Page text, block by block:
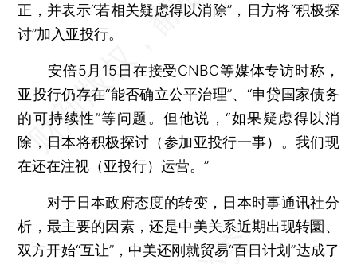
正，并表示“若相关疑虑得以消除”，日方将“积极探
讨”加入亚投行。
安倍5月15日在接受CNBC等媒体专访时称，
亚投行仍存在“能否确立公平治理”、“申贷国家债务
的可持续性”等问题。但他说，“如果疑虑得以消
除，日本将积极探讨（参加亚投行一事）。我们现
在还在注视（亚投行）运营。”
对于日本政府态度的转变，日本时事通讯社分
析，最主要的因素，还是中美关系近期出现转圜、
双方开始“互让”，中美还刚就贸易“百日计划”达成了